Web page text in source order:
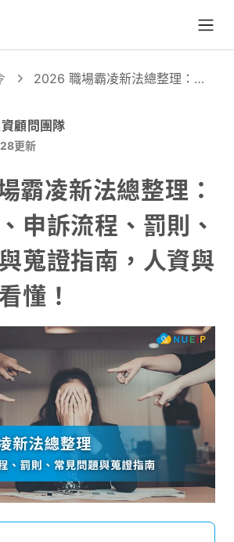
2026 職場霸凌新法總整理：法
問題與蒐證指南，人資與員工一
次看懂！
顧問團隊
更新
霸凌新法總整理：
申訴流程、罰則、
蒐證指南，人資與
懂！